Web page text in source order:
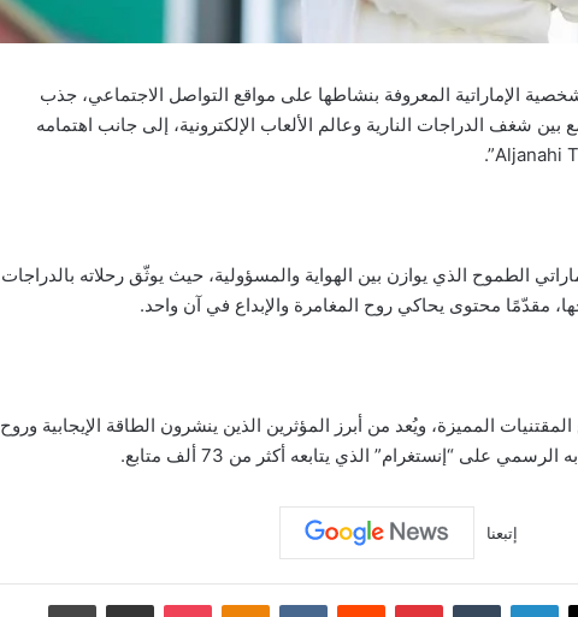
الإماراتية المعروفة بنشاطها على مواقع التواصل الاجتماعي، جذب
بين شغف الدراجات النارية وعالم الألعاب الإلكترونية، إلى جانب اهتمامه
الطموح الذي يوازن بين الهواية والمسؤولية، حيث يوثّق رحلاته بالدراجات
مقدّمًا محتوى يحاكي روح المغامرة والإبداع في آن واحد.
المميزة، ويُعد من أبرز المؤثرين الذين ينشرون الطاقة الإيجابية وروح
على “إنستغرام” الذي يتابعه أكثر من 73 ألف متابع.
إتبعنا
‫X لينكدإن ‏Tumblr بينتيريست ‏Reddit
‏VKontakte
Odnoklassniki
‫Pocket مشاركة عبر البريد طباعة